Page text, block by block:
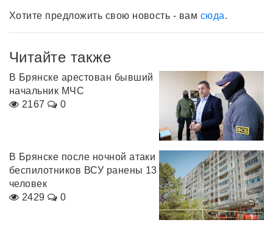
Хотите предложить свою новость - вам сюда.
Читайте также
В Брянске арестован бывший
начальник МЧС
2167
0
В Брянске после ночной атаки
беспилотников ВСУ ранены 13
человек
2429
0